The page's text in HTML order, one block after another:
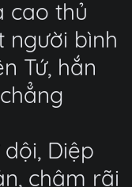
cao thủ
người bình
Tứ, hắn
Diệp
chậm rãi